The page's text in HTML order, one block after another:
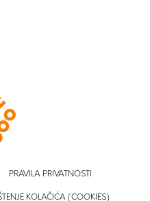
PRAVILA PRIVATNOSTI
KOLAČIĆA (COOKIES)